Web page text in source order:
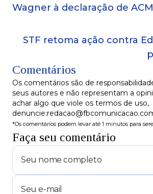
Wagner à declaração de
STF retoma ação contra
Comentários
Os comentários são de
seus autores e não representam a
achar algo que viole os termos de uso,
*Os comentários podem levar até 1 minutos para
Faça seu comentário